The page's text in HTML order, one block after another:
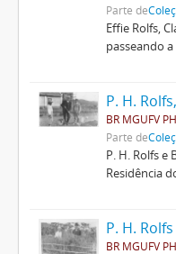
Parte de
Effie Rolfs,
passeando a
BR MGUFV
Parte de
P. H. Rolfs e
Residência
BR MGUFV